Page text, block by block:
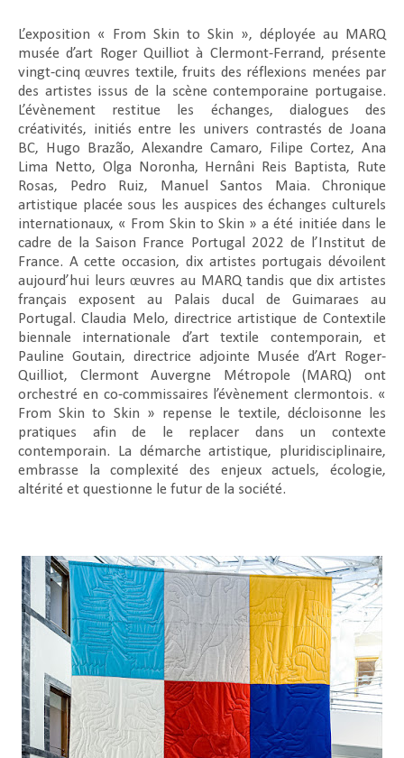
L’exposition « From Skin to Skin », déployée au MARQ
musée d’art Roger Quilliot à Clermont-Ferrand, présente
vingt-cinq œuvres textile, fruits des réflexions menées par
des artistes issus de la scène contemporaine portugaise.
L’évènement restitue les échanges, dialogues des
créativités, initiés entre les univers contrastés de Joana
BC, Hugo Brazão, Alexandre Camaro, Filipe Cortez, Ana
Lima Netto, Olga Noronha, Hernâni Reis Baptista, Rute
Rosas, Pedro Ruiz, Manuel Santos Maia. Chronique
artistique placée sous les auspices des échanges culturels
internationaux, « From Skin to Skin » a été initiée dans le
cadre de la Saison France Portugal 2022 de l’Institut de
France. A cette occasion, dix artistes portugais dévoilent
aujourd’hui leurs œuvres au MARQ tandis que dix artistes
français exposent au Palais ducal de Guimaraes au
Portugal. Claudia Melo, directrice artistique de Contextile
biennale internationale d’art textile contemporain, et
Pauline Goutain, directrice adjointe Musée d’Art Roger-
Quilliot, Clermont Auvergne Métropole (MARQ) ont
orchestré en co-commissaires l’évènement clermontois. «
From Skin to Skin » repense le textile, décloisonne les
pratiques afin de le replacer dans un contexte
contemporain. La démarche artistique, pluridisciplinaire,
embrasse la complexité des enjeux actuels, écologie,
altérité et questionne le futur de la société.